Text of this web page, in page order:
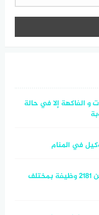
و الفاكهة إلا في حالة
في المنام
وظائف وزارة الدفاع 1443 للجنسين 2181 وظيفة بمختلف